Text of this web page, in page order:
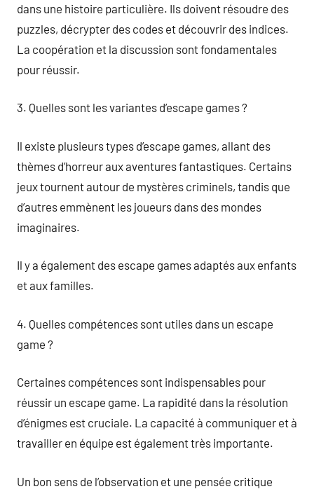
dans une histoire particulière. Ils doivent résoudre des
puzzles, décrypter des codes et découvrir des indices.
La coopération et la discussion sont fondamentales
pour réussir.
3. Quelles sont les variantes d’escape games ?
Il existe plusieurs types d’escape games, allant des
thèmes d’horreur aux aventures fantastiques. Certains
jeux tournent autour de mystères criminels, tandis que
d’autres emmènent les joueurs dans des mondes
imaginaires.
Il y a également des escape games adaptés aux enfants
et aux familles.
4. Quelles compétences sont utiles dans un escape
game ?
Certaines compétences sont indispensables pour
réussir un escape game. La rapidité dans la résolution
d’énigmes est cruciale. La capacité à communiquer et à
travailler en équipe est également très importante.
Un bon sens de l’observation et une pensée critique